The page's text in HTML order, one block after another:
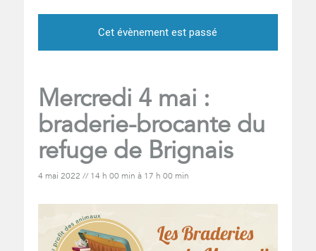
Cet évènement est passé
Mercredi 4 mai :
braderie-brocante du
refuge de Brignais
4 mai 2022 // 14 h 00 min à 17 h 00 min